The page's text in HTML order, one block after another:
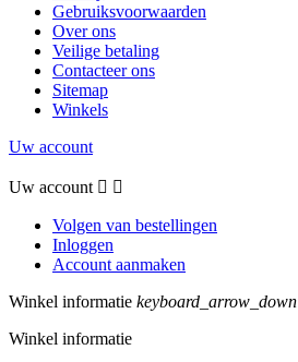
Gebruiksvoorwaarden
Over ons
Veilige betaling
Contacteer ons
Sitemap
Winkels
Uw account
Uw account  
Volgen van bestellingen
Inloggen
Account aanmaken
Winkel informatie keyboard_arrow_down
Winkel informatie